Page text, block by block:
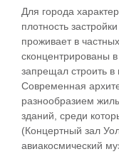
Для города
плотность
проживает в
сконцентрированы
запрещал строить
Современная
разнообразием
зданий, среди
(Концертный зал
авиакосмический